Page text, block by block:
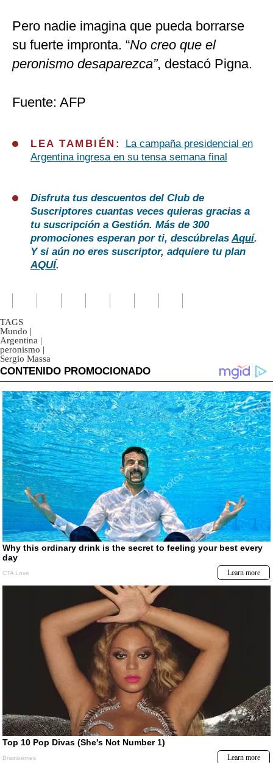
Pero nadie imagina que pueda borrarse
su fuerte impronta. “No creo que el
peronismo desaparezca”, destacó Pigna.
Fuente: AFP
LEA TAMBIÉN:
La campaña presidencial en
Argentina ingresa en su tensa semana final
Disfruta tus descuentos del Club de
Suscriptores cuantas veces quieras gracias a
tu suscripción a Gestión. Más de 300
promociones esperan por ti, descúbrelasAquí.
Y si aún no eres suscriptor, adquiere tu plan
AQUÍ.
TAGS
Mundo |
Argentina |
peronismo |
Sergio Massa